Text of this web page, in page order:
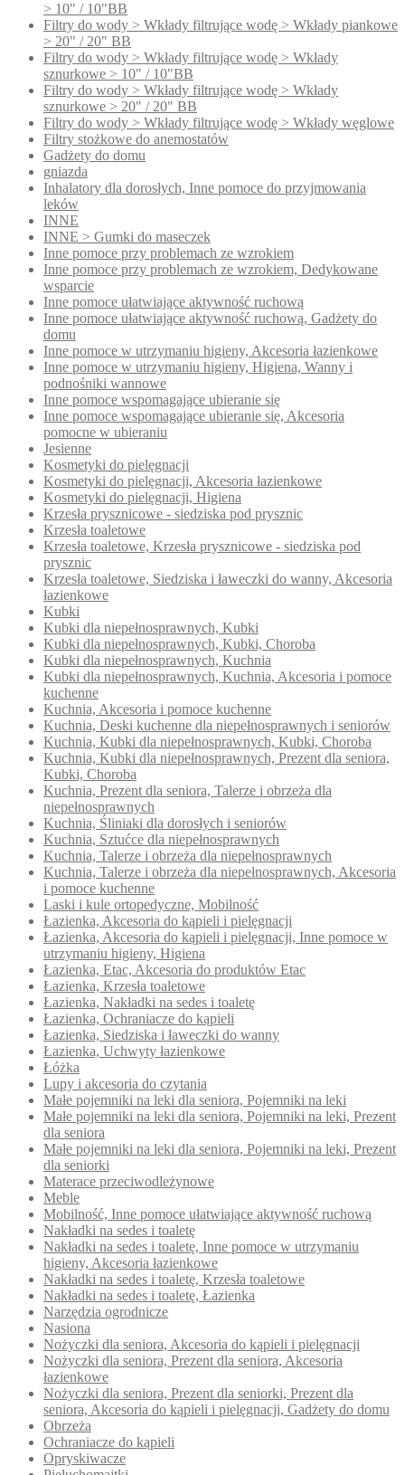
> 10" / 10"BB
Filtry do wody > Wkłady filtrujące wodę > Wkłady piankowe
> 20" / 20" BB
Filtry do wody > Wkłady filtrujące wodę > Wkłady
sznurkowe > 10" / 10"BB
Filtry do wody > Wkłady filtrujące wodę > Wkłady
sznurkowe > 20" / 20" BB
Filtry do wody > Wkłady filtrujące wodę > Wkłady węglowe
Filtry stożkowe do anemostatów
Gadżety do domu
gniazda
Inhalatory dla dorosłych, Inne pomoce do przyjmowania
leków
INNE
INNE > Gumki do maseczek
Inne pomoce przy problemach ze wzrokiem
Inne pomoce przy problemach ze wzrokiem, Dedykowane
wsparcie
Inne pomoce ułatwiające aktywność ruchową
Inne pomoce ułatwiające aktywność ruchową, Gadżety do
domu
Inne pomoce w utrzymaniu higieny, Akcesoria łazienkowe
Inne pomoce w utrzymaniu higieny, Higiena, Wanny i
podnośniki wannowe
Inne pomoce wspomagające ubieranie się
Inne pomoce wspomagające ubieranie się, Akcesoria
pomocne w ubieraniu
Jesienne
Kosmetyki do pielęgnacji
Kosmetyki do pielęgnacji, Akcesoria łazienkowe
Kosmetyki do pielęgnacji, Higiena
Krzesła prysznicowe - siedziska pod prysznic
Krzesła toaletowe
Krzesła toaletowe, Krzesła prysznicowe - siedziska pod
prysznic
Krzesła toaletowe, Siedziska i ławeczki do wanny, Akcesoria
łazienkowe
Kubki
Kubki dla niepełnosprawnych, Kubki
Kubki dla niepełnosprawnych, Kubki, Choroba
Kubki dla niepełnosprawnych, Kuchnia
Kubki dla niepełnosprawnych, Kuchnia, Akcesoria i pomoce
kuchenne
Kuchnia, Akcesoria i pomoce kuchenne
Kuchnia, Deski kuchenne dla niepełnosprawnych i seniorów
Kuchnia, Kubki dla niepełnosprawnych, Kubki, Choroba
Kuchnia, Kubki dla niepełnosprawnych, Prezent dla seniora,
Kubki, Choroba
Kuchnia, Prezent dla seniora, Talerze i obrzeża dla
niepełnosprawnych
Kuchnia, Śliniaki dla dorosłych i seniorów
Kuchnia, Sztućce dla niepełnosprawnych
Kuchnia, Talerze i obrzeża dla niepełnosprawnych
Kuchnia, Talerze i obrzeża dla niepełnosprawnych, Akcesoria
i pomoce kuchenne
Laski i kule ortopedyczne, Mobilność
Łazienka, Akcesoria do kąpieli i pielęgnacji
Łazienka, Akcesoria do kąpieli i pielęgnacji, Inne pomoce w
utrzymaniu higieny, Higiena
Łazienka, Etac, Akcesoria do produktów Etac
Łazienka, Krzesła toaletowe
Łazienka, Nakładki na sedes i toaletę
Łazienka, Ochraniacze do kąpieli
Łazienka, Siedziska i ławeczki do wanny
Łazienka, Uchwyty łazienkowe
Łóżka
Lupy i akcesoria do czytania
Małe pojemniki na leki dla seniora, Pojemniki na leki
Małe pojemniki na leki dla seniora, Pojemniki na leki, Prezent
dla seniora
Małe pojemniki na leki dla seniora, Pojemniki na leki, Prezent
dla seniorki
Materace przeciwodleżynowe
Meble
Mobilność, Inne pomoce ułatwiające aktywność ruchową
Nakładki na sedes i toaletę
Nakładki na sedes i toaletę, Inne pomoce w utrzymaniu
higieny, Akcesoria łazienkowe
Nakładki na sedes i toaletę, Krzesła toaletowe
Nakładki na sedes i toaletę, Łazienka
Narzędzia ogrodnicze
Nasiona
Nożyczki dla seniora, Akcesoria do kąpieli i pielęgnacji
Nożyczki dla seniora, Prezent dla seniora, Akcesoria
łazienkowe
Nożyczki dla seniora, Prezent dla seniorki, Prezent dla
seniora, Akcesoria do kąpieli i pielęgnacji, Gadżety do domu
Obrzeża
Ochraniacze do kąpieli
Opryskiwacze